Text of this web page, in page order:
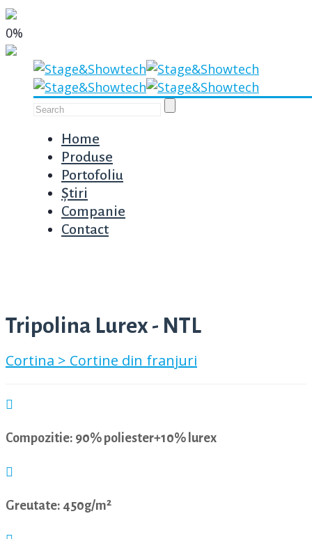
0%
Home
Produse
Portofoliu
Știri
Companie
Contact
Tripolina Lurex - NTL
Cortina > Cortine din franjuri
Compozitie: 90% poliester+10% lurex
Greutate: 450g/m²